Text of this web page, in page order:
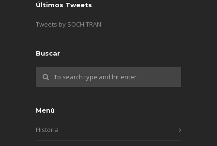
Últimos Tweets
Tweets by SOCHITRAN
Buscar
Menú
Historia